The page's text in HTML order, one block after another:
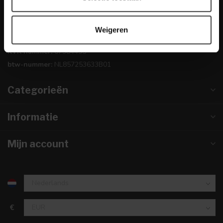
Weigeren
info@dewoonwinkel.nl
KVK nummer:67984495
btw-nummer: NL857253633B01
Categorieën
Informatie
Mijn account
€